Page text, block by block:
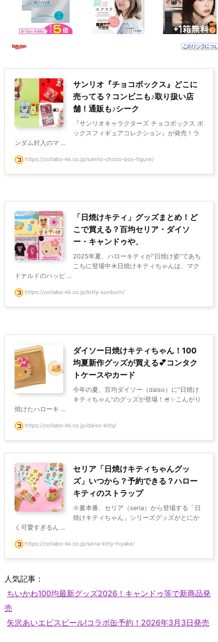
サンリオ『チョコボックス』どこに
売ってる？コンビニも♪取り扱い店
舗！通販も♪シーク
『サンリオキャラクターズ チョコボックス ボ
ックスフィギュアコレクション』が発売！ラ
ンダム封入のマ ...
https://collabo-kk.co.jp/sanrio-choco-box-figure/
「日焼けキティ」グッズまとめ！ど
こで買える？百均セリア・ダイソ
ー・キャンドゥや、
2025年夏、ハローキティが“日焼け姿”であち
こちに登場中☀️日焼けキティちゃんは、マク
ドナルドのハッピ ...
https://collabo-kk.co.jp/kitty-sunburn/
ダイソー日焼けキティちゃん！100
均夏新作グッズが買える💕コンタク
トケースやカード
今年の夏、百均ダイソー（daiso）に“日焼け
キティちゃん”のグッズが登場！🍧✨こんがり
焼けたハローキ ...
https://collabo-kk.co.jp/daiso-kitty/
セリア「日焼けキティちゃんグッ
ズ」いつから？予約できる？ハロー
キティのストラップ
🌞夏本番、セリア（seria）から登場する「日
焼けキティちゃん」シリーズグッズがとにか
く可愛すぎるん ...
https://collabo-kk.co.jp/seria-kitty-hiyake/
人気記事：
ちいかわ100均最新グッズ2026！キャンドゥ等で新商品発
売
矢沢あいエビスビール!コラボ缶予約！2026年3月3日発売